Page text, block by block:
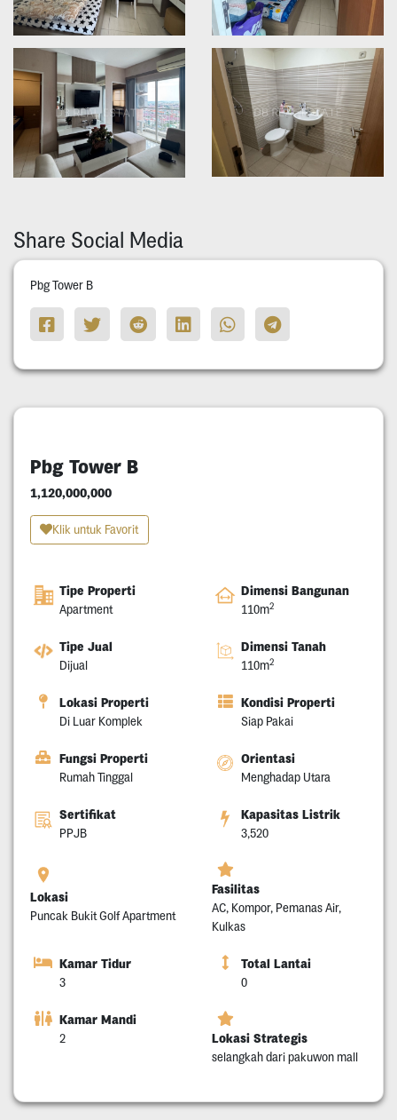
Share Social Media
Pbg Tower B
Pbg Tower B
1,120,000,000
Klik untuk Favorit
Tipe Properti
Apartment
Dimensi Bangunan
110m2
Tipe Jual
Dijual
Dimensi Tanah
110m2
Lokasi Properti
Di Luar Komplek
Kondisi Properti
Siap Pakai
Fungsi Properti
Rumah Tinggal
Orientasi
Menghadap Utara
Sertifikat
PPJB
Kapasitas Listrik
3,520
Lokasi
Puncak Bukit Golf Apartment
Fasilitas
AC, Kompor, Pemanas Air,
Kulkas
Kamar Tidur
3
Total Lantai
0
Kamar Mandi
2 Lokasi Strategis
selangkah dari pakuwon mall